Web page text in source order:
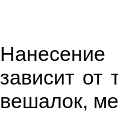
зависит от
вешалок,